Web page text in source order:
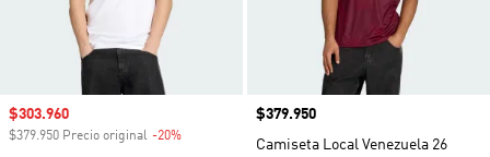
Precio de venta
$303.960
$379.950 Precio original -20%
Precio
$379.950
Camiseta Local Venezuela 26